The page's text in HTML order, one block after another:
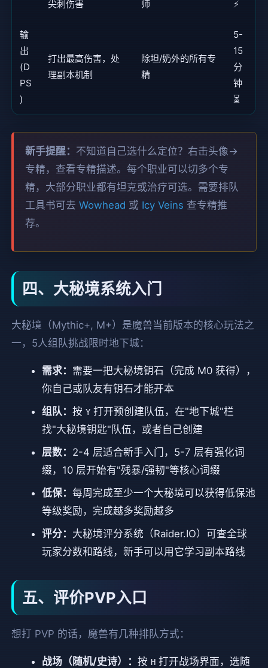
尖刺伤害 师 ⚡
输
出
(D
PS
)
打出最高伤害，处
理副本机制
除坦/奶外的所有专
精
5-
15
分
钟
⏳
新手提醒： 不知道自己选什么定位？右击头像→
专精，查看专精描述。每个职业可以切多个专
精，大部分职业都有坦克或治疗可选。需要排队
工具书可去Wowhead 或 Icy Veins 查专精推
荐。
四、大秘境系统入门
大秘境（Mythic+, M+）是魔兽当前版本的核心玩法之
一，5人组队挑战限时地下城：
需求： 需要一把大秘境钥石（完成 M0 获得），
你自己或队友有钥石才能开本
组队： 按 Y打开预创建队伍，在"地下城"栏
找"大秘境钥匙"队伍，或者自己创建
层数： 2-4 层适合新手入门，5-7 层有强化词
缀，10 层开始有"残暴/强韧"等核心词缀
低保： 每周完成至少一个大秘境可以获得低保池
等级奖励，完成越多奖励越多
评分： 大秘境评分系统（Raider.IO）可查全球
玩家分数和路线，新手可以用它学习副本路线
五、评价PVP入口
想打 PVP 的话，魔兽有几种排队方式：
战场（随机/史诗）： 按 H打开战场界面，选随